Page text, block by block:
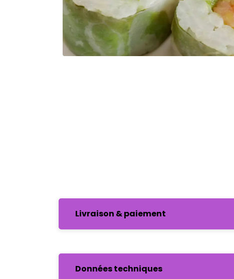
Livraison & paiement
Données techniques